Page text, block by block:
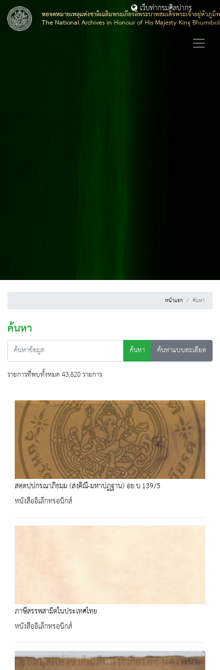
หอจดหมายเหตุแห่งชาติเฉลิมพระเกียรติพระบาทสมเด็จพระเจ้าอยู่หัวภูมิ
The National Archives in Honour of His Majesty King
เว็บท่ากรมศิลปากร
หน้าแรก ค้นหา
ค้นหา
ค้นหา
ค้นหาแบบละเอียด
รายการที่พบทั้งหมด 43,820 รายการ
สตฺตปฺปกรณาภิธมฺม (สงฺคิณี-มหาปฏฺฐาน) อย.บ.139/5
หนังสืออิเล็กทรอนิกส์
ภาษีสรรพสามิตในประเทศไทย
หนังสืออิเล็กทรอนิกส์